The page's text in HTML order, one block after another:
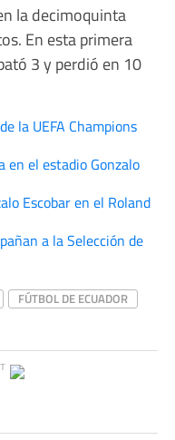
la decimoquinta
En esta primera
3 y perdió en 10
la UEFA Champions
en el estadio Gonzalo
Escobar en el Roland
a la Selección de
FÚTBOL DE ECUADOR